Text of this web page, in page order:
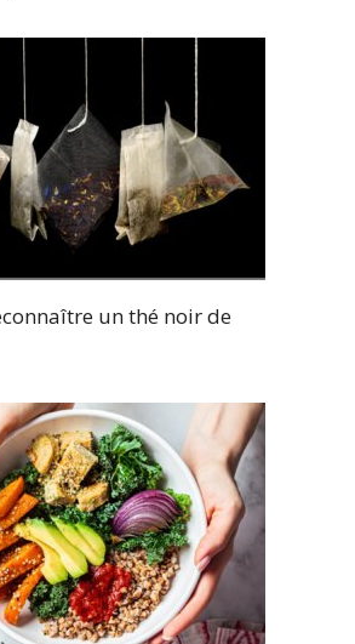
un thé noir de